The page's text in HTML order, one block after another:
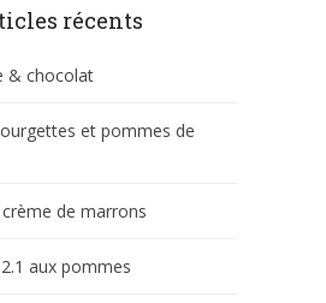
récents
& chocolat
et pommes de
de marrons
aux pommes